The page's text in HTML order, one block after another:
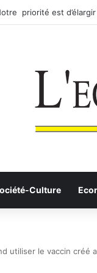
Culture
utiliser le vaccin créé